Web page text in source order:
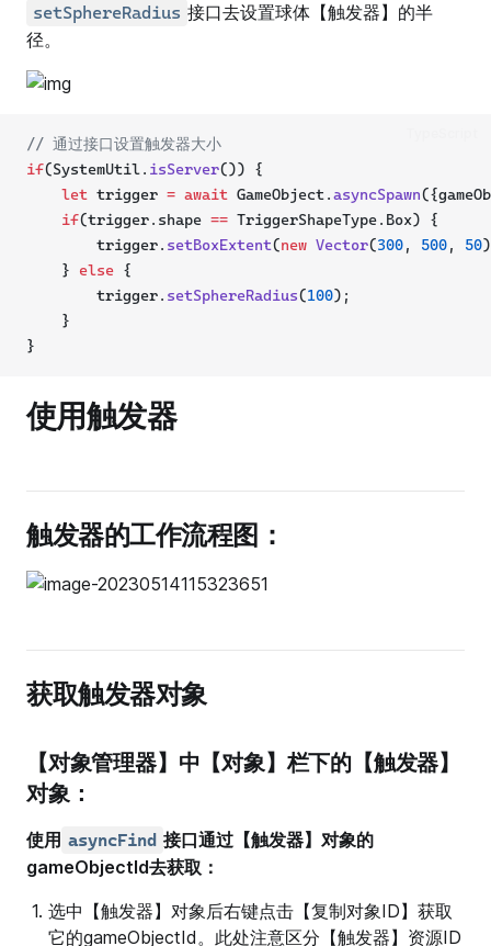
setSphereRadius 接口去设置球体【触发器】的半
径。
// 通过接口设置触发器大小
if(SystemUtil. isServer()) {
let trigger = await GameObject.asyncSpawn
if(trigger.shape == TriggerShapeType.Box) {
        trigger.
setBoxExtent(new Vector(300, 500, 50
    }
else {
        trigger.
setSphereRadius(100);
    }
}
使用触发器
触发器的工作流程图：
获取触发器对象
【对象管理器】中【对象】栏下的【触发器】
对象：
使用 asyncFind 接口通过【触发器】对象的
gameObjectId去获取：
选中【触发器】对象后右键点击【复制对象ID】获取
它的gameObjectId。此处注意区分【触发器】资源ID